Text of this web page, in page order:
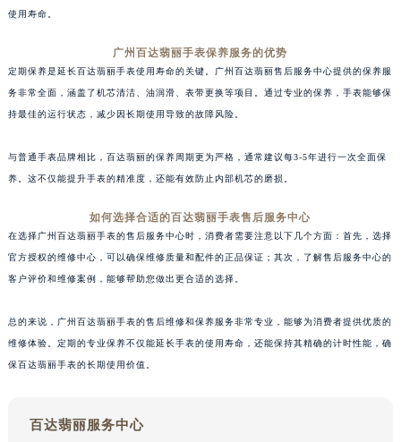
使用寿命。
广州百达翡丽手表保养服务的优势
定期保养是延长百达翡丽手表使用寿命的关键。广州百达翡丽售后服务中心提供的保养服
务非常全面，涵盖了机芯清洁、油润滑、表带更换等项目。通过专业的保养，手表能够保
持最佳的运行状态，减少因长期使用导致的故障风险。
与普通手表品牌相比，百达翡丽的保养周期更为严格，通常建议每3-5年进行一次全面保
养。这不仅能提升手表的精准度，还能有效防止内部机芯的磨损。
如何选择合适的百达翡丽手表售后服务中心
在选择广州百达翡丽手表的售后服务中心时，消费者需要注意以下几个方面：首先，选择
官方授权的维修中心，可以确保维修质量和配件的正品保证；其次，了解售后服务中心的
客户评价和维修案例，能够帮助您做出更合适的选择。
总的来说，广州百达翡丽手表的售后维修和保养服务非常专业，能够为消费者提供优质的
维修体验。定期的专业保养不仅能延长手表的使用寿命，还能保持其精确的计时性能，确
保百达翡丽手表的长期使用价值。
百达翡丽服务中心